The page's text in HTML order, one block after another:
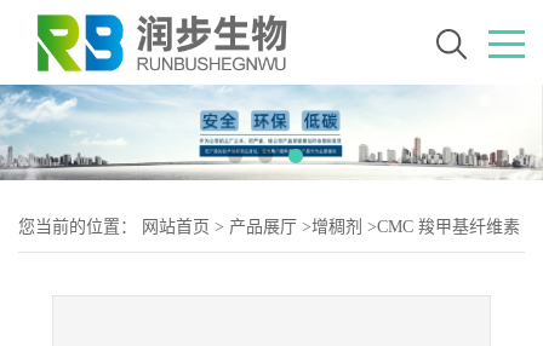
您当前的位置： 网站首页 > 产品展厅 >增稠剂 >CMC 羧甲基纤维素